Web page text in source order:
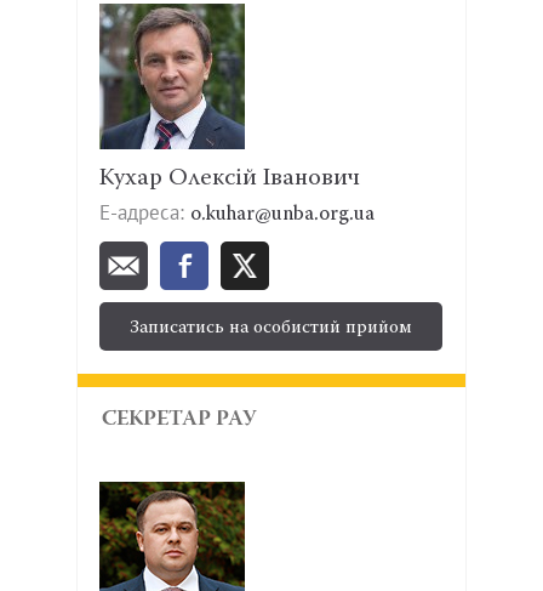
Кухар Олексій Іванович
Е-адреса: o.kuhar@unba.org.ua
Записатись на особистий прийом
СЕКРЕТАР РАУ